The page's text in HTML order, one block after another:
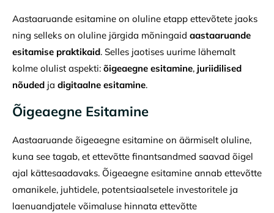
Aastaaruande esitamine on oluline etapp ettevõtete jaoks
ning selleks on oluline järgida mõningaid aastaaruande
esitamise praktikaid. Selles jaotises uurime lähemalt
kolme olulist aspekti: õigeaegne esitamine, juriidilised
nõuded ja digitaalne esitamine.
Õigeaegne Esitamine
Aastaaruande õigeaegne esitamine on äärmiselt oluline,
kuna see tagab, et ettevõtte finantsandmed saavad õigel
ajal kättesaadavaks. Õigeaegne esitamine annab ettevõtte
omanikele, juhtidele, potentsiaalsetele investoritele ja
laenuandjatele võimaluse hinnata ettevõtte